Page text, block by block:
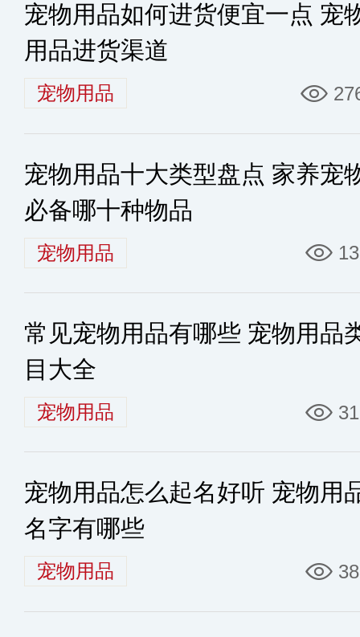
宠物用品如何进货便宜一点 宠
用品进货渠道
宠物用品
宠物用品十大类型盘点 家养宠
必备哪十种物品
宠物用品
常见宠物用品有哪些 宠物用品
目大全
宠物用品
宠物用品怎么起名好听 宠物用
名字有哪些
宠物用品